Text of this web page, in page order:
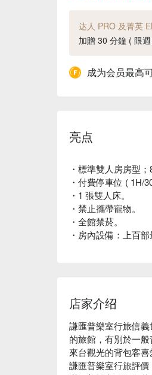
达人 PRO 及菁英
加贈 30 分鐘 ( 限
成为会员最高
亮点
・標準雙人房房型；
・付費停車位 ( 1H/
・1 張雙人床。
・禁止攜帶寵物。
・全館禁菸。
・房內設備：上百部
店家介绍
謙匯普樂室行旅信
的旅館，有別於一
來台觀光的背包客喜
謙匯普樂室行旅評